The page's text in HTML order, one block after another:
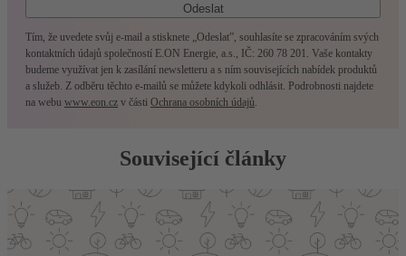
Odeslat
Tím, že uvedete svůj e-mail a stisknete „Odeslat”, souhlasíte se zpracováním svých
kontaktních údajů společností E.ON Energie, a.s., IČ: 260 78 201. Vaše kontakty
budeme využívat jen k zasílání newsletteru a s ním souvisejících nabídek produktů
a služeb. Z odběru těchto e-mailů se můžete kdykoli odhlásit. Podrobnosti najdete
na webu www.eon.cz v části Ochrana osobních údajů.
Související články